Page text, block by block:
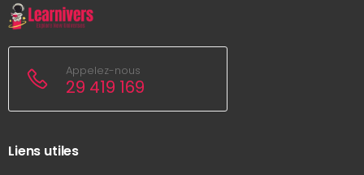
Appelez-nous
29 419 169
Liens utiles